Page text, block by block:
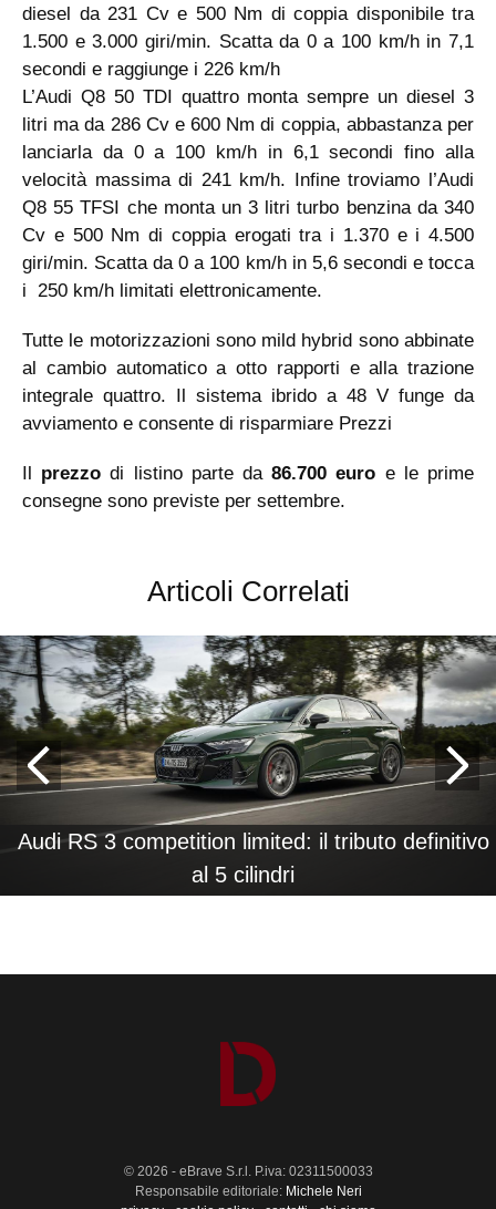
diesel da 231 Cv e 500 Nm di coppia disponibile tra
1.500 e 3.000 giri/min. Scatta da 0 a 100 km/h in 7,1
secondi e raggiunge i 226 km/h
L’Audi Q8 50 TDI quattro monta sempre un diesel 3
litri ma da 286 Cv e 600 Nm di coppia, abbastanza per
lanciarla da 0 a 100 km/h in 6,1 secondi fino alla
velocità massima di 241 km/h. Infine troviamo l’Audi
Q8 55 TFSI che monta un 3 litri turbo benzina da 340
Cv e 500 Nm di coppia erogati tra i 1.370 e i 4.500
giri/min. Scatta da 0 a 100 km/h in 5,6 secondi e tocca
i 250 km/h limitati elettronicamente.
Tutte le motorizzazioni sono mild hybrid sono abbinate
al cambio automatico a otto rapporti e alla trazione
integrale quattro. Il sistema ibrido a 48 V funge da
avviamento e consente di risparmiare Prezzi
Il prezzodi listino parte da86.700 euro e le prime
consegne sono previste per settembre.
Articoli Correlati
Audi RS 3 competition limited: il tributo definitivo
al 5 cilindri
© 2026 - eBrave S.r.l. P.iva: 02311500033
Responsabile editoriale: Michele Neri